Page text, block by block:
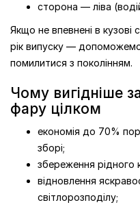
сторона — ліва
Якщо не впевнені в кузові
рік випуску — допоможемо
помилитися з поколінням.
Чому вигідніше
фару цілком
економія до 70%
зборі;
збереження рідного
відновлення
світлорозподілу;